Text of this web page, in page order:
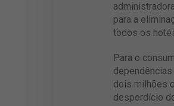
para a
todos os
Para o
dois milhões
desperdício